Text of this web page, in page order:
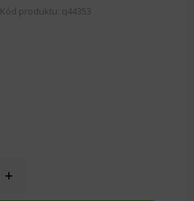
Kód produktu: q44353